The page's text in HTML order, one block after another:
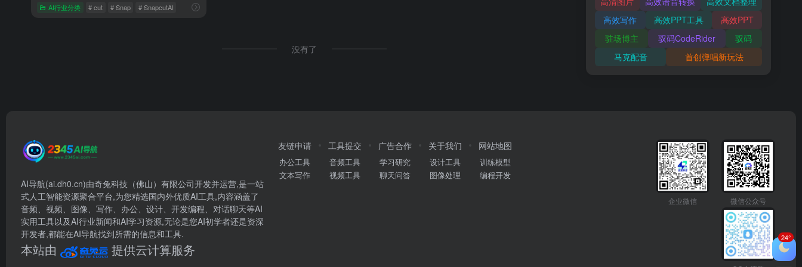
AI行业分类 # cut # Snap # SnapcutAI
没有了
高效写作
高效PPT工具
高效PPT
驻场博主
驭码CodeRider
驭码
马克配音
首创弹唱新玩法
AI导航(ai.dh0.cn)由奇兔科技（佛山）有限公司开发并运营,是一站
式人工智能资源聚合平台,为您精选国内外优质AI工具,内容涵盖了
音频、视频、图像、写作、办公、设计、开发编程、对话聊天等AI
实用工具以及AI行业新闻和AI学习资源,无论是您AI初学者还是资深
开发者,都能在AI导航找到所需的信息和工具.
本站由 提供云计算服务
友链申请
办公工具
文本写作
工具提交
音频工具
视频工具
广告合作
学习研究
聊天问答
关于我们
设计工具
图像处理
网站地图
训练模型
编程开发
企业微信 微信公众号
24°